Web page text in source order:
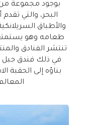
بوجود مجموعة
البحر، والتي
والأطباق
طعامه وهو يستمتع
تنتشر الفنادق
في ذلك فندق جبل
بناؤه إلى الحقبة